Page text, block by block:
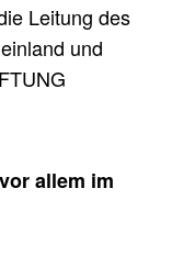
Leitung des
und
allem im